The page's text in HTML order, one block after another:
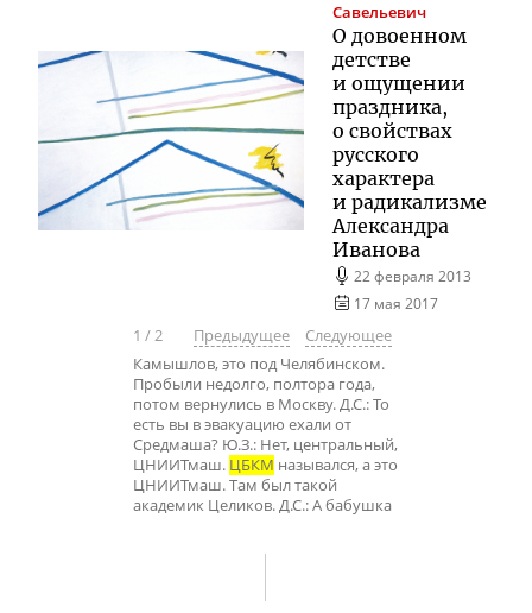
Савельевич
О довоенном
детстве
и ощущении
праздника,
о свойствах
русского
характера
и радикализме
Александра
Иванова
22 февраля 2013
17 мая 2017
1 /2 Предыдущее
Следующее
Камышлов, это под Челябинском.
Пробыли недолго, полтора года,
потом вернулись в Москву. Д.С.: То
есть вы в эвакуацию ехали от
Средмаша? Ю.З.: Нет, центральный,
ЦНИИТмаш. ЦБКМ назывался, а это
ЦНИИТмаш. Там был такой
академик Целиков. Д.С.: А бабушка